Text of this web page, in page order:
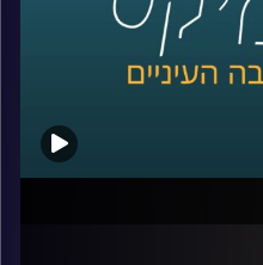
אך מאוד רלוונטי כדי
אנחנו היום